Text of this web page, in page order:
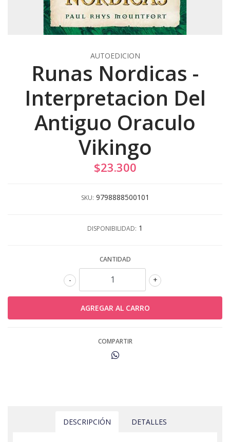
AUTOEDICION
Runas Nordicas -
Interpretacion Del
Antiguo Oraculo
Vikingo
$23.300
SKU: 9798888500101
DISPONIBILIDAD: 1
CANTIDAD
+
-
COMPARTIR
DESCRIPCIÓN DETALLES